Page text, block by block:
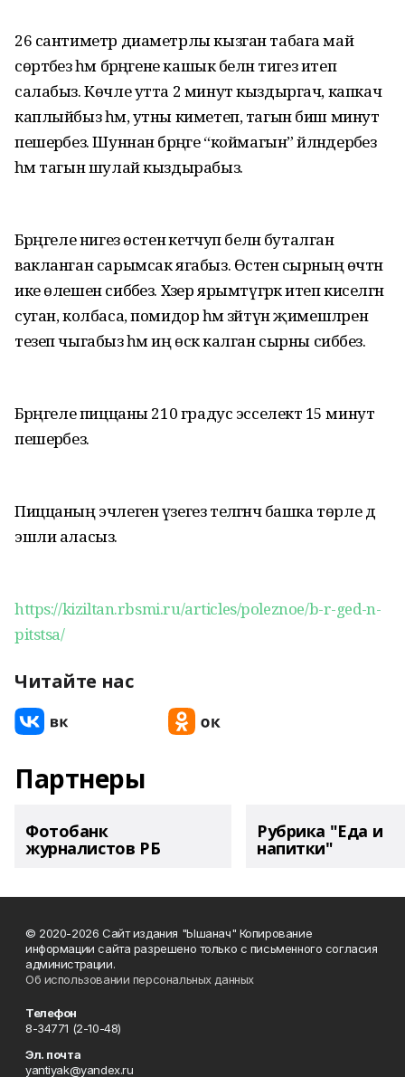
26 сантиметр диаметрлы кызган табага май
сөртәбез һәм бәрәңгене кашык белән тигез итеп
салабыз. Көчле утта 2 минут кыздыргач, капкач
каплыйбыз һәм, утны киметеп, тагын биш минут
пешерәбез. Шуннан бәрәңге “коймагын” әйләндерәбез
һәм тагын шулай кыздырабыз.
Бәрәңгеле нигез өстенә кетчуп белән буталган
вакланган сарымсак ягабыз. Өстенә сырның өчтән
ике өлешен сибәбез. Хәзер ярымтүгәрәк итеп киселгән
суган, колбаса, помидор һәм зәйтүн җимешләрен
тезеп чыгабыз һәм иң өскә калган сырны сибәбез.
Бәрәңгеле пиццаны 210 градус эсселектә 15 минут
пешерәбез.
Пиццаның эчлеген үзегез теләгәнчә башка төрле дә
эшли аласыз.
https://kiziltan.rbsmi.ru/articles/poleznoe/b-r-ged-n-
pitstsa/
Читайте нас
Партнеры
Фотобанк
журналистов РБ
Рубрика "Еда и
напитки"
© 2020-2026 Сайт издания "Ышанач" Копирование
информации сайта разрешено только с письменного согласия
администрации.
Об использовании персональных данных
Телефон
8-34771 (2-10-48)
Эл. почта
yantiyak@yandex.ru